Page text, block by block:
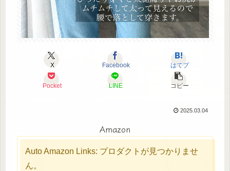
X Facebook はてブ
Pocket LINE コピー
2025.03.04
Amazon
Auto Amazon Links: プロダクトが見つかりませ
ん。